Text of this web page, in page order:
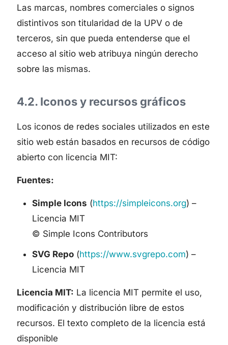
Las marcas, nombres comerciales o signos
distintivos son titularidad de la UPV o de
terceros, sin que pueda entenderse que el
acceso al sitio web atribuya ningún derecho
sobre las mismas.
4.2. Iconos y recursos gráficos
Los iconos de redes sociales utilizados en este
sitio web están basados en recursos de código
abierto con licencia MIT:
Fuentes:
Simple Icons (https://simpleicons.org) –
Licencia MIT
© Simple Icons Contributors
SVG Repo (https://www.svgrepo.com) –
Licencia MIT
Licencia MIT: La licencia MIT permite el uso,
modificación y distribución libre de estos
recursos. El texto completo de la licencia está
disponible